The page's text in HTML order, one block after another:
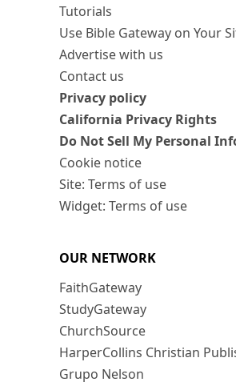
Tutorials
Use Bible Gateway on Your
Advertise with us
Contact us
Privacy policy
California Privacy Rights
Do Not Sell My Personal
Cookie notice
Site: Terms of use
Widget: Terms of use
OUR NETWORK
FaithGateway
StudyGateway
ChurchSource
HarperCollins Christian
Grupo Nelson